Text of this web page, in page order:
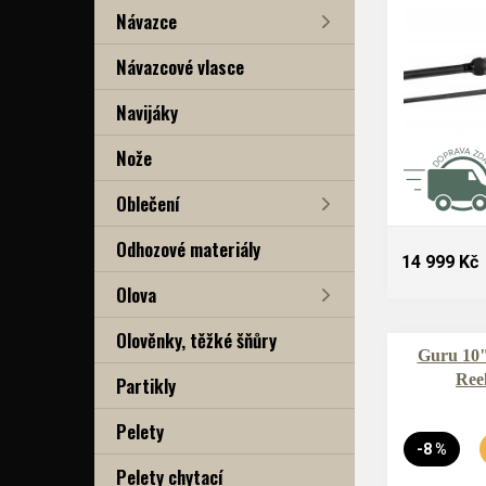
Návazce
Návazcové vlasce
Navijáky
Nože
Oblečení
Odhozové materiály
Olova
Olověnky, těžké šňůry
Partikly
Pelety
Pelety chytací
14 999 Kč
Guru
-8 %